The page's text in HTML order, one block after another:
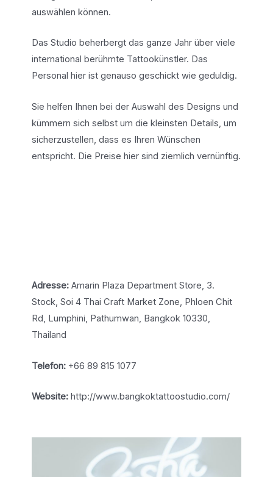
auswählen können.
Das Studio beherbergt das ganze Jahr über viele
international berühmte Tattookünstler. Das
Personal hier ist genauso geschickt wie geduldig.
Sie helfen Ihnen bei der Auswahl des Designs und
kümmern sich selbst um die kleinsten Details, um
sicherzustellen, dass es Ihren Wünschen
entspricht. Die Preise hier sind ziemlich vernünftig.
Adresse:Amarin Plaza Department Store, 3.
Stock, Soi 4 Thai Craft Market Zone, Phloen Chit
Rd, Lumphini, Pathumwan, Bangkok 10330,
Thailand
Telefon:+66 89 815 1077
Website:http://www.bangkoktattoostudio.com/